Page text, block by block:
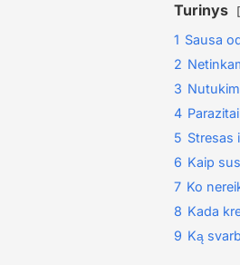
Turinys
1 Sausa
2
3
4
5 Stresas
6 Kaip
7 Ko
8 Kada
9 Ką